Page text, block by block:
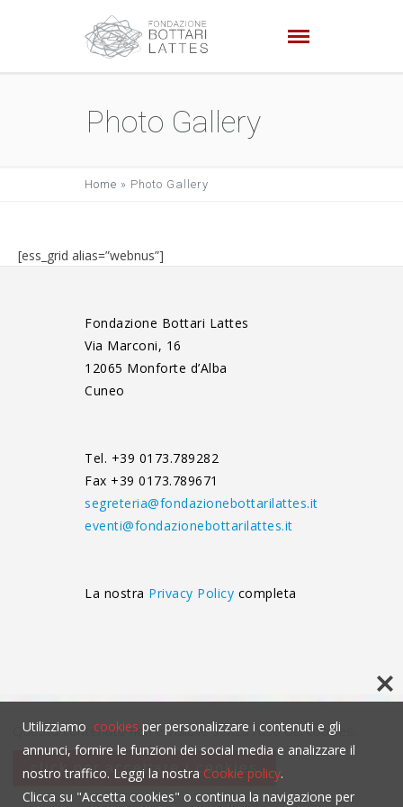
Photo Gallery
Home » Photo Gallery
[ess_grid alias=”webnus”]
Fondazione Bottari Lattes
Via Marconi, 16
12065 Monforte d’Alba
Cuneo
Tel. +39 0173.789282
Fax +39 0173.789671
segreteria@fondazionebottarilattes.it
eventi@fondazionebottarilattes.it
La nostra Privacy Policy completa
Questo contenuto non è visibile senza l'uso dei cookies.
click per accettare i cookies
Utilizziamo cookies per personalizzare i contenuti e gli
annunci, fornire le funzioni dei social media e analizzare il
nostro traffico. Leggi la nostra Cookie policy.
Clicca su "Accetta cookies" o continua la navigazione per